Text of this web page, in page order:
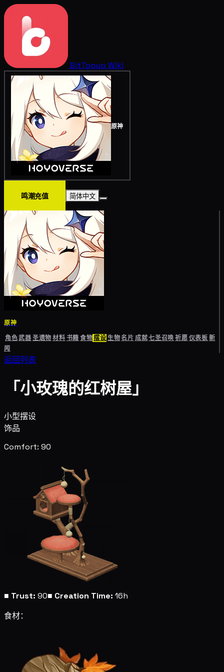
BitTopup Wiki
原神
鸣潮充值 简体中文
原神
角色武器圣遗物材料书籍食物摆设生物名片成就七圣召唤祈愿仪表板新
闻
返回列表
「小玫瑰的红树屋」
小型摆设
饰品
Comfort: 90
■ Trust: 90■ Creation Time: 16h
食材：